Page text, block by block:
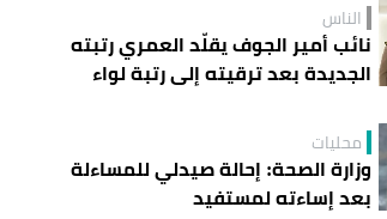
الناس
نائب أمير الجوف يقلّد العمري رتبته
الجديدة بعد ترقيته إلى رتبة لواء
محليات
وزارة الصحة: إحالة صيدلي للمساءلة
بعد إساءته لمستفيد